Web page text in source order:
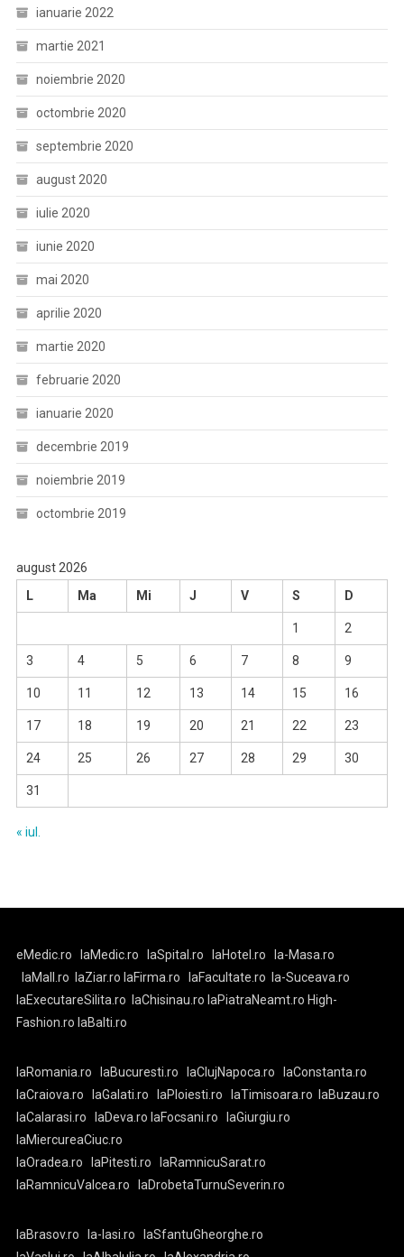
ianuarie 2022
martie 2021
noiembrie 2020
octombrie 2020
septembrie 2020
august 2020
iulie 2020
iunie 2020
mai 2020
aprilie 2020
martie 2020
februarie 2020
ianuarie 2020
decembrie 2019
noiembrie 2019
octombrie 2019
august 2026
L
Ma Mi J V S D
1 2
3 4 5 6 7 8 9
10 11 12 13 14 15 16
17 18 19 20 21 22 23
24 25 26 27 28 29 30
31
« iul.
eMedic.ro laMedic.ro laSpital.ro laHotel.ro
la-Masa.ro
laMall.ro
laZiar.ro laFirma.ro laFacultate.ro
la-Suceava.ro
laExecutareSilita.ro
laChisinau.ro laPiatraNeamt.ro High-
Fashion.ro laBalti.ro
laRomania.ro laBucuresti.ro laClujNapoca.ro
laConstanta.ro
laCraiova.ro
laGalati.ro laPloiesti.ro laTimisoara.ro
laBuzau.ro
laCalarasi.ro
laDeva.ro laFocsani.ro
laGiurgiu.ro
laMiercureaCiuc.ro
laOradea.ro
laPitesti.ro
laRamnicuSarat.ro
laRamnicuValcea.ro
laDrobetaTurnuSeverin.ro
laBrasov.ro la-Iasi.ro
laSfantuGheorghe.ro